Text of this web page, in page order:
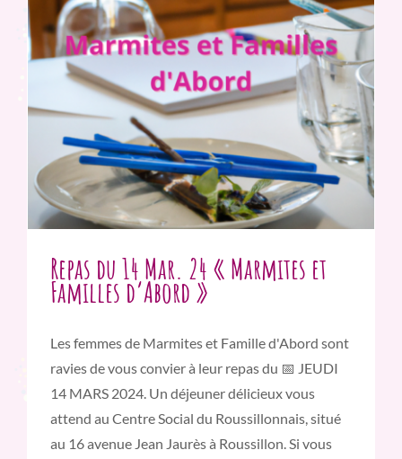
Repas du 14 Mar. 24 « Marmites et
Familles d’Abord »
Les femmes de Marmites et Famille d'Abord sont
ravies de vous convier à leur repas du 📅 JEUDI
14 MARS 2024. Un déjeuner délicieux vous
attend au Centre Social du Roussillonnais, situé
au 16 avenue Jean Jaurès à Roussillon. Si vous